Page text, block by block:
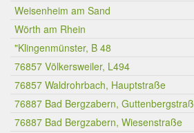
Weisenheim am Sand
Wörth am Rhein
"Klingenmünster, B 48
76857 Völkersweiler, L494
76857 Waldrohrbach, Hauptstraße
76887 Bad Bergzabern,
76887 Bad Bergzabern, Wiesenstraße